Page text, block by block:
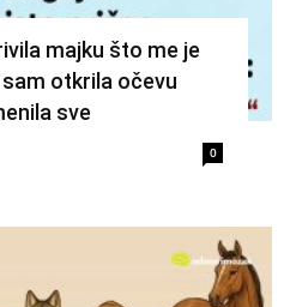
majku što me je
otkrila očevu
sve
0